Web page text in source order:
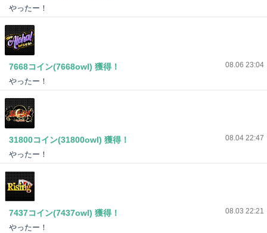
ング
あそびかた
やったー！
08.06 23:04
7668コイン(7668owl) 獲得！
やったー！
08.04 22:47
31800コイン(31800owl) 獲得！
やったー！
08.03 22:21
7437コイン(7437owl) 獲得！
やったー！